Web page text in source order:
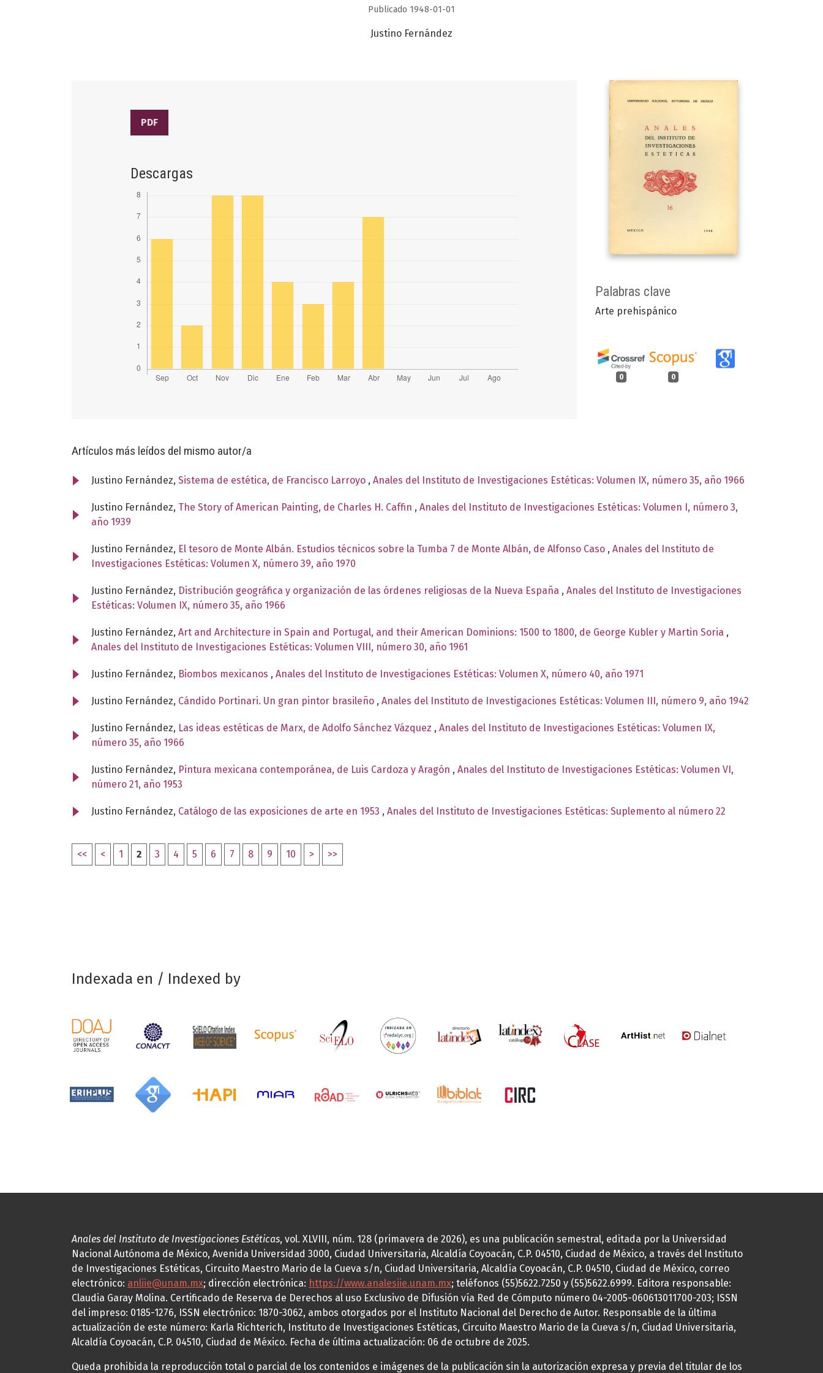
Publicado 1948-01-01
Justino Fernández
Palabras clave
Arte prehispánico
0 0
PDF
Descargas
Artículos más leídos del mismo autor/a
Justino Fernández, Sistema de estética, de Francisco Larroyo , Anales del Instituto de Investigaciones Estéticas: Volumen IX, número 35, año 1966
Justino Fernández, The Story of American Painting, de Charles H. Caffin , Anales del Instituto de Investigaciones Estéticas: Volumen I, número 3,
año 1939
Justino Fernández, El tesoro de Monte Albán. Estudios técnicos sobre la Tumba 7 de Monte Albán, de Alfonso Caso , Anales del Instituto de
Investigaciones Estéticas: Volumen X, número 39, año 1970
Justino Fernández, Distribución geográfica y organización de las órdenes religiosas de la Nueva España , Anales del Instituto de Investigaciones
Estéticas: Volumen IX, número 35, año 1966
Justino Fernández, Art and Architecture in Spain and Portugal, and their American Dominions: 1500 to 1800, de George Kubler y Martin Soria ,
Anales del Instituto de Investigaciones Estéticas: Volumen VIII, número 30, año 1961
Justino Fernández, Biombos mexicanos , Anales del Instituto de Investigaciones Estéticas: Volumen X, número 40, año 1971
Justino Fernández, Cándido Portinari. Un gran pintor brasileño , Anales del Instituto de Investigaciones Estéticas: Volumen III, número 9, año 1942
Justino Fernández, Las ideas estéticas de Marx, de Adolfo Sánchez Vázquez , Anales del Instituto de Investigaciones Estéticas: Volumen IX,
número 35, año 1966
Justino Fernández, Pintura mexicana contemporánea, de Luis Cardoza y Aragón , Anales del Instituto de Investigaciones Estéticas: Volumen VI,
número 21, año 1953
Justino Fernández, Catálogo de las exposiciones de arte en 1953 , Anales del Instituto de Investigaciones Estéticas: Suplemento al número 22
<< < 1 2 3 4 5 6 7 8 9 10 > >>
Indexada en / Indexed by
Anales del Instituto de Investigaciones Estéticas, vol. XLVIII, núm. 128 (primavera de 2026), es una publicación semestral, editada por la Universidad
Nacional Autónoma de México, Avenida Universidad 3000, Ciudad Universitaria, Alcaldía Coyoacán, C.P. 04510, Ciudad de México, a través del Instituto
de Investigaciones Estéticas, Circuito Maestro Mario de la Cueva s/n, Ciudad Universitaria, Alcaldía Coyoacán, C.P. 04510, Ciudad de México, correo
electrónico: anliie@unam.mx; dirección electrónica: https://www.analesiie.unam.mx; teléfonos (55)5622.7250 y (55)5622.6999. Editora responsable:
Claudia Garay Molina. Certificado de Reserva de Derechos al uso Exclusivo de Difusión vía Red de Cómputo número 04-2005-060613011700-203; ISSN
del impreso: 0185-1276, ISSN electrónico: 1870-3062, ambos otorgados por el Instituto Nacional del Derecho de Autor. Responsable de la última
actualización de este número: Karla Richterich, Instituto de Investigaciones Estéticas, Circuito Maestro Mario de la Cueva s/n, Ciudad Universitaria,
Alcaldía Coyoacán, C.P. 04510, Ciudad de México. Fecha de última actualización: 06 de octubre de 2025.
Queda prohibida la reproducción total o parcial de los contenidos e imágenes de la publicación sin la autorización expresa y previa del titular de los